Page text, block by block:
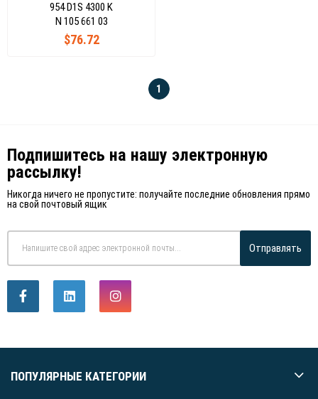
954 D1S 4300 K
$76.72
N 105 661 03
1
Подпишитесь на нашу электронную
рассылку!
Никогда ничего не пропустите: получайте последние обновления прямо
на свой почтовый ящик
Отправлять
ПОПУЛЯРНЫЕ КАТЕГОРИИ